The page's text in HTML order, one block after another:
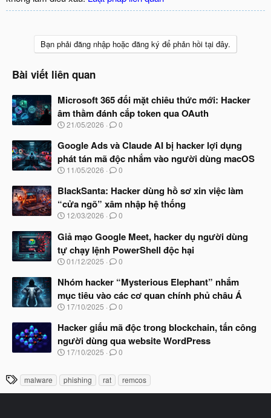
Bạn phải đăng nhập hoặc đăng ký để phản hồi tại đây.
Bài viết liên quan
Microsoft 365 đối mặt chiêu thức mới: Hacker
âm thầm đánh cắp token qua OAuth
N
à
b
ắ
đ
ầ
u
21/05/2026 0
Google Ads và Claude AI bị hacker lợi dụng
phát tán mã độc nhắm vào người dùng macOS
N
à
y
b
ắ
đ
ầ
11/05/2026 0
BlackSanta: Hacker dùng hồ sơ xin việc làm
“cửa ngõ” xâm nhập hệ thống
N
à
b
ắ
đ
ầ
u
12/03/2026 0
Giả mạo Google Meet, hacker dụ người dùng
tự chạy lệnh PowerShell độc hại
N
à
b
ắ
đ
ầ
u
01/12/2025 0
Nhóm hacker “Mysterious Elephant” nhắm
mục tiêu vào các cơ quan chính phủ châu Á
N
à
b
ắ
đ
ầ
u
17/10/2025 0
Hacker giấu mã độc trong blockchain, tấn công
người dùng qua website WordPress
N
y
17/10/2025 0
T
h
malware phishing rat remcos